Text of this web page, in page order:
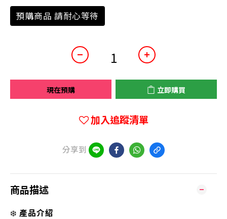
預購商品 請耐心等待
現在預購 立即購買
加入追蹤清單
分享到
商品描述
❄️ 產品介紹